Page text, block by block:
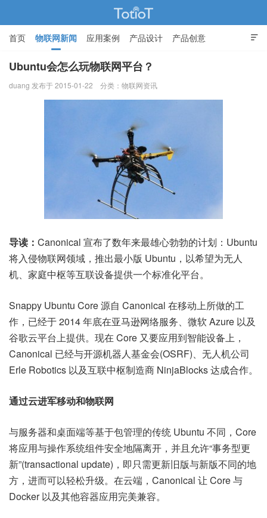
物联网的那些事 - Totiot

首页 物联网新闻 应用案例 产品设计 产品创意
智能家居
Ubuntu会怎么玩物联网平台？
duang 发布于 2015-01-22 分类： 物联网资讯
导读： Canonical 宣布了数年来最雄心勃勃的计划：Ubuntu
将入侵物联网领域，推出最小版 Ubuntu，以希望为无人
机、家庭中枢等互联设备提供一个标准化平台。
Snappy Ubuntu Core 源自 Canonical 在移动上所做的工
作，已经于 2014 年底在亚马逊网络服务、微软 Azure 以及
谷歌云平台上提供。现在 Core 又要应用到智能设备上，
Canonical 已经与开源机器人基金会(OSRF)、无人机公司
Erle Robotics 以及互联中枢制造商 NinjaBlocks 达成合作。
通过云进军移动和物联网
与服务器和桌面端等基于包管理的传统 Ubuntu 不同，Core
将应用与操作系统组件安全地隔离开，并且允许“事务型更
新”(transactional update)，即只需更新旧版与新版不同的地
方，进而可以轻松升级。在云端，Canonical 让 Core 与
Docker 以及其他容器应用完美兼容。